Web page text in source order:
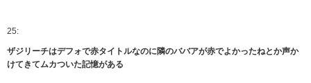
25:
ザジリーチはデフォで赤タイトルなのに隣のババアが赤でよかったねとか声か
けてきてムカついた記憶がある